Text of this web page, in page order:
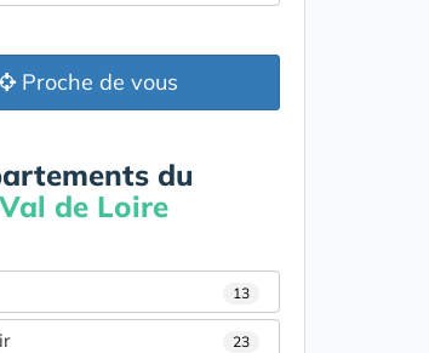
Proche de vous
du
de Loire
13
23